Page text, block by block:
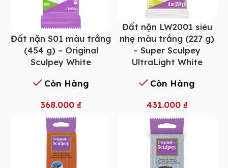
Đất nặn S01 màu trắng
(454 g) – Original
Sculpey White
Còn Hàng
368.000 ₫
Đất nặn LW2001 siêu
nhẹ màu trắng (227 g)
– Super Sculpey
UltraLight White
Còn Hàng
431.000 ₫